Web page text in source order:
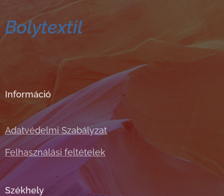
Bolytextil
Információ
Adatvédelmi Szabályzat
Felhasználási feltételek
Székhely